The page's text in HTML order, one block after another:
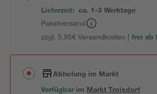
Lieferzeit: ca. 1-3 Werktage
Paketversand
zzgl. 5,95€ Versandkosten | frei ab
Abholung im Markt
Verfügbar im MarktTroisdorf